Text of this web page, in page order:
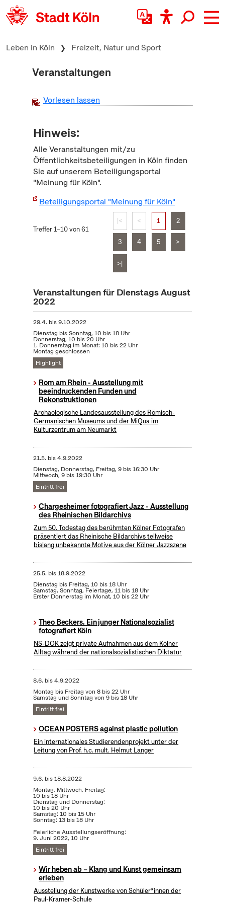
zum Inhalt springen
Leben in Köln Freizeit, Natur und Sport
Veranstaltungen
Vorlesen lassen
Hinweis:
Alle Veranstaltungen mit/zu
Öffentlichkeitsbeteiligungen in Köln finden
Sie auf unserem Beteiligungsportal
"Meinung für Köln".
Beteiligungsportal "Meinung für Köln"
Treffer 1–10 von 61
|< < 1 2
3 4 5 >
>|
Veranstaltungen für Dienstags August
2022
29.4. bis9.10.2022
Dienstag bis Sonntag, 10 bis 18 Uhr
Donnerstag, 10 bis 20 Uhr
1. Donnerstag im Monat: 10 bis 22 Uhr
Montag geschlossen
Highlight
Rom am Rhein - Ausstellung mit
beeindruckenden Funden und
Rekonstruktionen
Archäologische Landesausstellung des Römisch-
Germanischen Museums und der MiQua im
Kulturzentrum am Neumarkt
21.5. bis4.9.2022
Dienstag, Donnerstag, Freitag, 9 bis 16:30 Uhr
Mittwoch, 9 bis 19:30 Uhr
Eintritt frei
Chargesheimer fotografiert Jazz - Ausstellung
des Rheinischen Bildarchivs
Zum 50. Todestag des berühmten Kölner Fotografen
präsentiert das Rheinische Bildarchivs teilweise
bislang unbekannte Motive aus der Kölner Jazzszene
25.5. bis18.9.2022
Dienstag bis Freitag, 10 bis 18 Uhr
Samstag, Sonntag, Feiertage, 11 bis 18 Uhr
Erster Donnerstag im Monat, 10 bis 22 Uhr
Theo Beckers. Ein junger Nationalsozialist
fotografiert Köln
NS-DOK zeigt private Aufnahmen aus dem Kölner
Alltag während der nationalsozialistischen Diktatur
8.6. bis4.9.2022
Montag bis Freitag von 8 bis 22 Uhr
Samstag und Sonntag von 9 bis 18 Uhr
Eintritt frei
OCEAN POSTERS against plastic pollution
Ein internationales Studierendenprojekt unter der
Leitung von Prof. h.c. mult. Helmut Langer
9.6. bis18.8.2022
Montag, Mittwoch, Freitag:
10 bis 18 Uhr
Dienstag und Donnerstag:
10 bis 20 Uhr
Samstag: 10 bis 15 Uhr
Sonntag: 13 bis 18 Uhr
Feierliche Ausstellungseröffnung:
9. Juni 2022, 10 Uhr
Eintritt frei
Wir heben ab – Klang und Kunst gemeinsam
erleben
Ausstellung der Kunstwerke von Schüler*innen der
Paul-Kramer-Schule